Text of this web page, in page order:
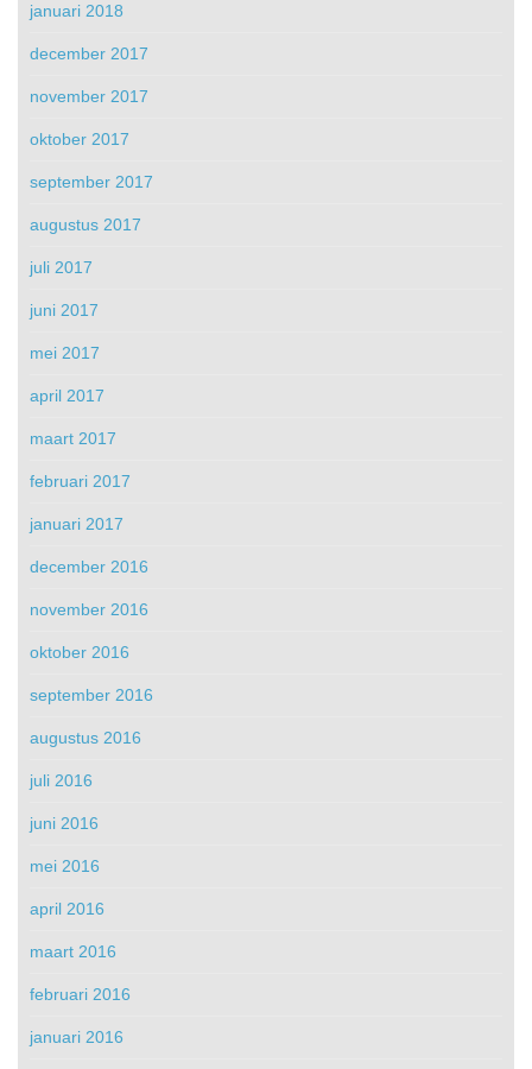
januari 2018
december 2017
november 2017
oktober 2017
september 2017
augustus 2017
juli 2017
juni 2017
mei 2017
april 2017
maart 2017
februari 2017
januari 2017
december 2016
november 2016
oktober 2016
september 2016
augustus 2016
juli 2016
juni 2016
mei 2016
april 2016
maart 2016
februari 2016
januari 2016